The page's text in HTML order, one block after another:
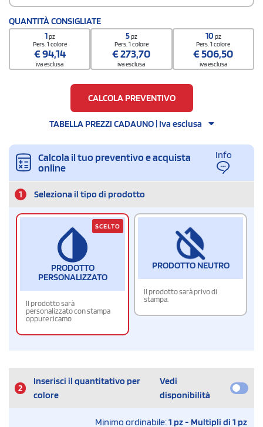
QUANTITÀ CONSIGLIATE
1pz
Pers. 1 colore
€94,14
iva esclusa
5pz
Pers. 1 colore
€273,70
iva esclusa
10 pz
Pers. 1 colore
€506,50
iva esclusa
CALCOLA PREVENTIVO
TABELLA PREZZI CADAUNO | Iva esclusa
Calcola il tuo preventivo e acquista
online
Info
1 Seleziona il tipo di prodotto
PRODOTTO
PERSONALIZZATO
Il prodotto sarà
personalizzato con stampa
oppure ricamo
SCELTO
PRODOTTO NEUTRO
Il prodotto sarà privo di
stampa.
2
Inserisci il quantitativo per
colore
Vedi
disponibilità
Minimo ordinabile:1 pz - Multipli di 1 pz